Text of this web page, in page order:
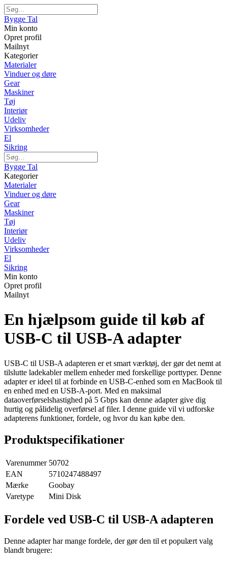
Bygge Tal
Min konto
Opret profil
Mailnyt
Kategorier
Materialer
Vinduer og døre
Gear
Maskiner
Tøj
Interiør
Udeliv
Virksomheder
El
Sikring
Bygge Tal
Kategorier
Materialer
Vinduer og døre
Gear
Maskiner
Tøj
Interiør
Udeliv
Virksomheder
El
Sikring
Min konto
Opret profil
Mailnyt
En hjælpsom guide til køb af
USB-C til USB-A adapter
USB-C til USB-A adapteren er et smart værktøj, der gør det nemt at
tilslutte ladekabler mellem enheder med forskellige porttyper. Denne
adapter er ideel til at forbinde en USB-C-enhed som en MacBook til
en enhed med en USB-A-port. Med en maksimal
dataoverførselshastighed på 5 Gbps kan denne adapter give dig
hurtig og pålidelig overførsel af filer. I denne guide vil vi udforske
adapterens funktioner, fordele, og hvor du kan købe den.
Produktspecifikationer
Varenummer 50702
EAN
5710247488497
Mærke
Goobay
Varetype
Mini Disk
Fordele ved USB-C til USB-A adapteren
Denne adapter har mange fordele, der gør den til et populært valg
blandt brugere: